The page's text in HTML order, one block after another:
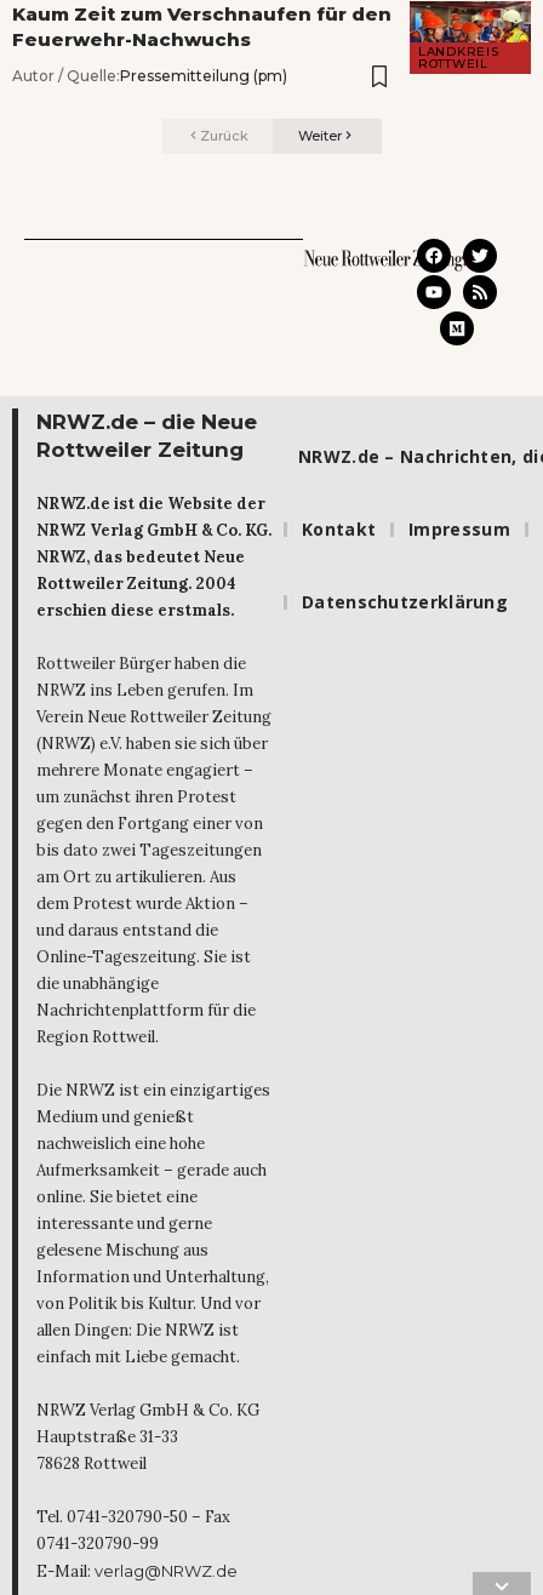
LANDKREIS
ROTTWEIL
Kaum Zeit zum Verschnaufen für den
Feuerwehr-Nachwuchs
Autor / Quelle:Pressemitteilung (pm)
Zurück Weiter
NRWZ.de – die Neue
Rottweiler Zeitung
NRWZ.de ist die Website der
NRWZ Verlag GmbH & Co. KG.
NRWZ, das bedeutet Neue
Rottweiler Zeitung. 2004
erschien diese erstmals.
Rottweiler Bürger haben die
NRWZ ins Leben gerufen. Im
Verein Neue Rottweiler Zeitung
(NRWZ) e.V. haben sie sich über
mehrere Monate engagiert –
um zunächst ihren Protest
gegen den Fortgang einer von
bis dato zwei Tageszeitungen
am Ort zu artikulieren. Aus
dem Protest wurde Aktion –
und daraus entstand die
Online-Tageszeitung. Sie ist
die unabhängige
Nachrichtenplattform für die
Region Rottweil.
Die NRWZ ist ein einzigartiges
Medium und genießt
nachweislich eine hohe
Aufmerksamkeit – gerade auch
online. Sie bietet eine
interessante und gerne
gelesene Mischung aus
Information und Unterhaltung,
von Politik bis Kultur. Und vor
allen Dingen: Die NRWZ ist
einfach mit Liebe gemacht.
NRWZ Verlag GmbH & Co. KG
Hauptstraße 31-33
78628 Rottweil
Tel. 0741-320790-50 – Fax
0741-320790-99
E-Mail: verlag@NRWZ.de
NRWZ.de – Nachrichten,
Kontakt Impressum
Datenschutzerklärung